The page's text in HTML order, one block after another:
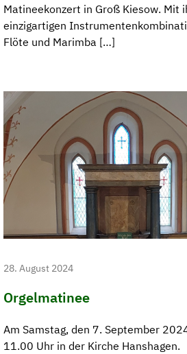
Matineekonzert in Groß Kiesow. Mit
einzigartigen
Flöte und Marimba […]
28. August 2024
Orgelmatinee
Am Samstag, den 7. September
11.00 Uhr in der Kirche Hanshagen.